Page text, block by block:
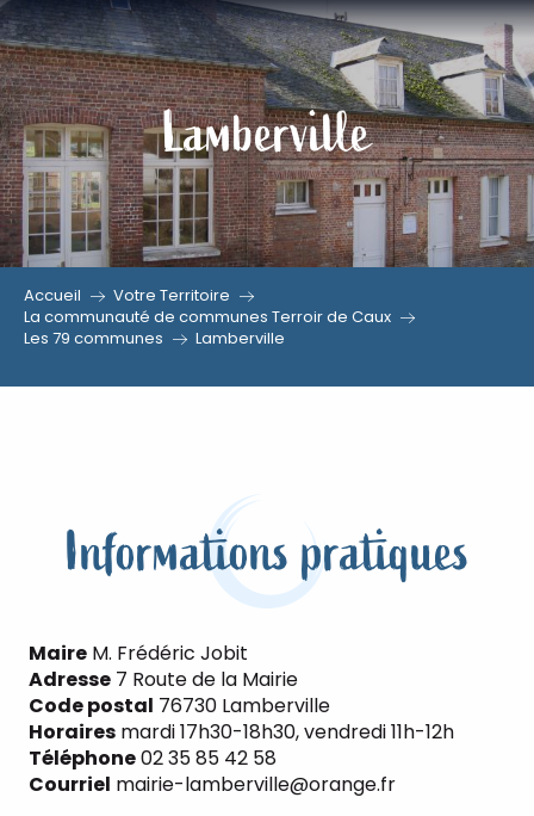
Aller
au
contenu
principal
Lamberville
Accueil
Votre Territoire
La communauté de communes Terroir de Caux
Les 79 communes
Lamberville
Informations pratiques
Maire M. Frédéric Jobit
Adresse 7 Route de la Mairie
Code postal 76730 Lamberville
Horaires mardi 17h30-18h30, vendredi 11h-12h
Téléphone02 35 85 42 58
Courriel mairie-lamberville@orange.fr